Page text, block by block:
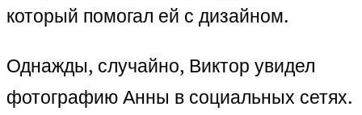
который помогал ей с дизайном.
Однажды, случайно, Виктор увидел
фотографию Анны в социальных сетях.